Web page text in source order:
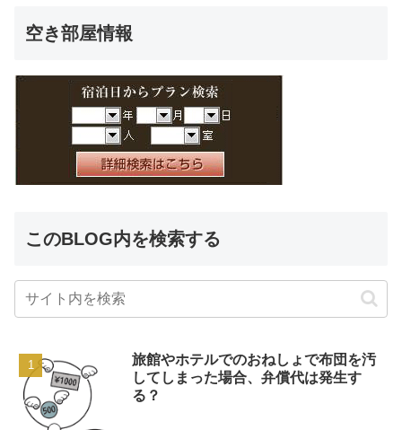
空き部屋情報
このBLOG内を検索する
旅館やホテルでのおねしょで布団を汚
してしまった場合、弁償代は発生す
る？